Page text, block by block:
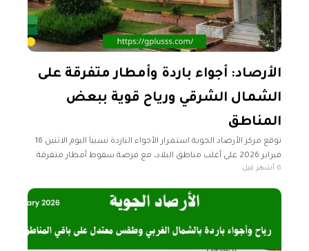
الأرصاد: أجواء باردة وأمطار متفرقة على
الشمال الشرقي ورياح قوية ببعض
المناطق
توقع مركز الأرصاد الجوية استمرار الأجواء الباردة نسبياً اليوم الاثنين 16
فبراير 2026 على أغلب مناطق البلاد، مع فرصة سقوط أمطار متفرقة
على مناطق الشمال الشرقي، ونشاط للرياح قد يصل
6 أشهر قبل